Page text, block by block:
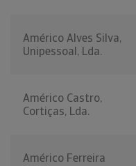
Américo Alves Silva,
Unipessoal, Lda.
Américo Castro,
Cortiças, Lda.
Américo Ferreira